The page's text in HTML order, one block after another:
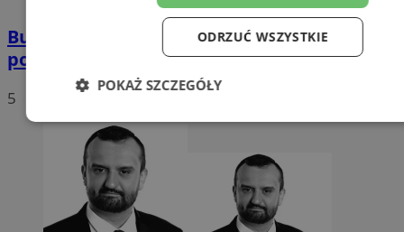
Buspas w Zagórzu już działa. To jednak
początek zmian
5
ODRZUĆ WSZYSTKIE
POKAŻ SZCZEGÓŁY
Niezbędne Wydajność
Funkcjonalność